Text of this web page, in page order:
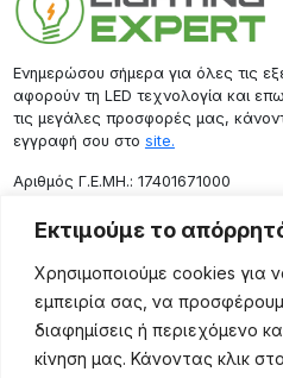
Εκτιμούμε το
Χρησιμοποιούμε cookies για
εμπειρία σας, να
διαφημίσεις ή περιεχόμενο
κίνηση μας. Κάνοντας κλικ
Ενημερώσου σήμερα για όλες τις
αφορούν τη LED τεχνολογία και
τις μεγάλες προσφορές μας,
εγγραφή σου στο site.
Aριθμός Γ.Ε.ΜΗ.: 17401671000
Επικοινωνία
Ρόδου 133, Αθήνα 10443
(+30) 211 725 5427
sales@lightingexpert.gr